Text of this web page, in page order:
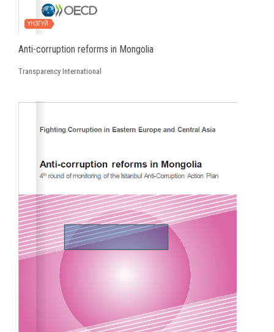
ҮНЭГҮЙ
Anti-corruption reforms in Mongolia
Transparency International